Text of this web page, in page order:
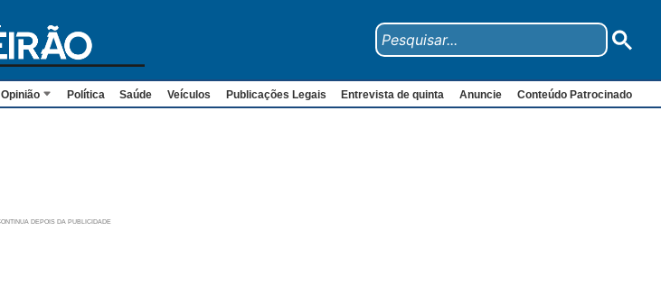
Opinião Política Saúde Veículos Publicações Legais Entrevista de quinta Anuncie Conteúdo Patrocinado